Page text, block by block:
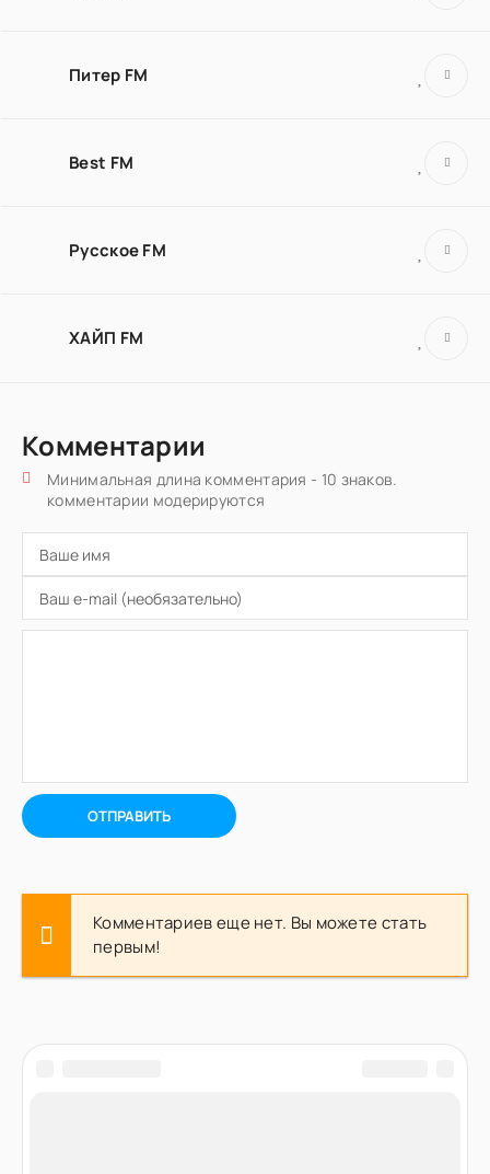
Питер FM
Best FM
Русское FM
ХАЙП FM
Комментарии
Минимальная длина комментария - 10 знаков.
комментарии модерируются
ОТПРАВИТЬ
Комментариев еще нет. Вы можете стать
первым!